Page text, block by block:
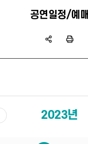
공연일정/예매
2023년